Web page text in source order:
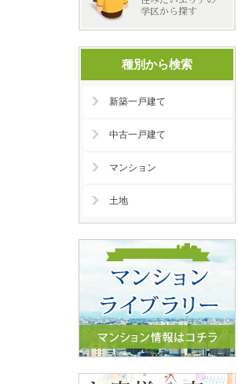
種別から検索
新築一戸建て
中古一戸建て
マンション
土地